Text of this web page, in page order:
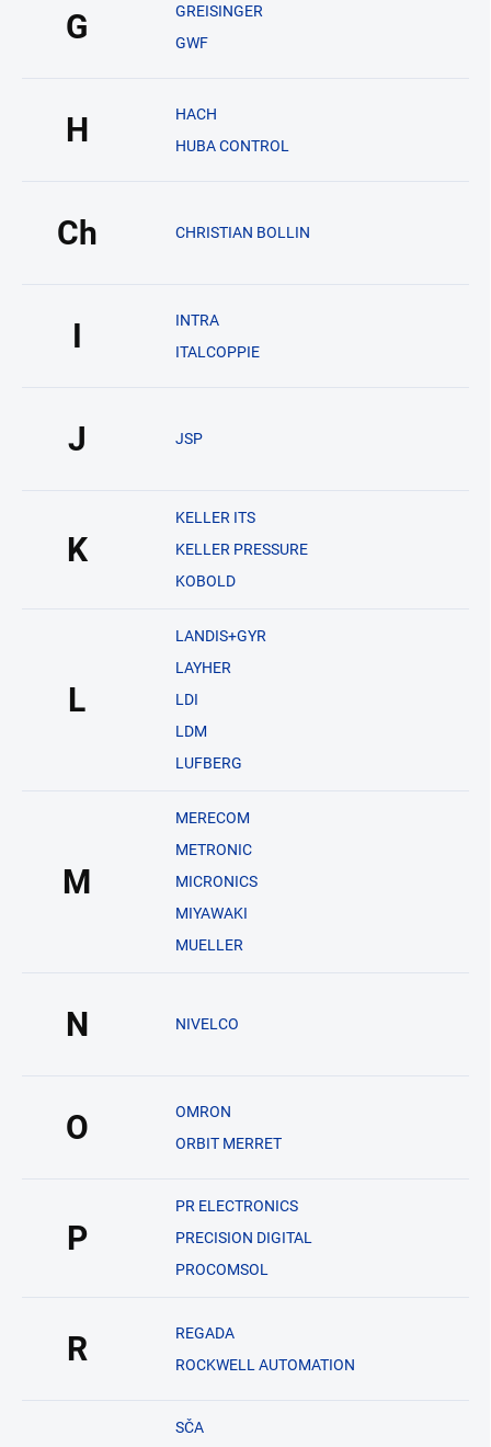
G
GREISINGER
GWF
H
HACH
HUBA CONTROL
Ch CHRISTIAN BOLLIN
I
INTRA
ITALCOPPIE
J JSP
K
KELLER ITS
KELLER PRESSURE
KOBOLD
L
LANDIS+GYR
LAYHER
LDI
LDM
LUFBERG
M
MERECOM
METRONIC
MICRONICS
MIYAWAKI
MUELLER
N NIVELCO
O
OMRON
ORBIT MERRET
P
PR ELECTRONICS
PRECISION DIGITAL
PROCOMSOL
R
REGADA
ROCKWELL AUTOMATION
SČA